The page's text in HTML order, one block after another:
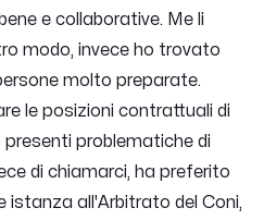
e collaborative. Me li
modo, invece ho trovato
molto preparate.
le posizioni contrattuali di
problematiche di
di chiamarci, ha preferito
istanza all'Arbitrato del Coni,